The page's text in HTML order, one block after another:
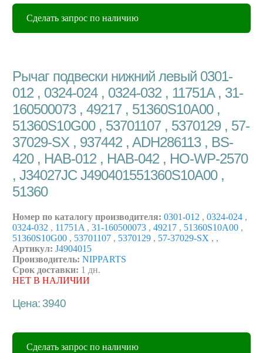
Сделать запрос по наличию
Рычаг подвески нижний левый 0301-
012 , 0324-024 , 0324-032 , 11751A , 31-
160500073 , 49217 , 51360S10A00 ,
51360S10G00 , 53701107 , 5370129 , 57-
37029-SX , 937442 , ADH286113 , BS-
420 , HAB-012 , HAB-042 , HO-WP-2570
, J34027JC J490401551360S10A00 ,
51360
Номер по каталогу производителя: 0301-012 , 0324-024 ,
0324-032 , 11751A , 31-160500073 , 49217 , 51360S10A00 ,
51360S10G00 , 53701107 , 5370129 , 57-37029-SX , ,
Артикул: J4904015
Производитель: NIPPARTS
Срок доставки: 1 дн.
НЕТ В НАЛИЧИИ
Цена: 3940
Сделать запрос по наличию